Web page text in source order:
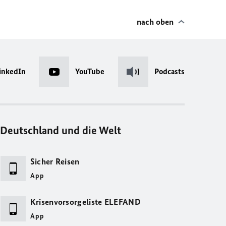
nach oben
YouTube Podcasts
Deutschland und die Welt
Sicher Reisen
App
Krisenvorsorgeliste ELEFAND
App